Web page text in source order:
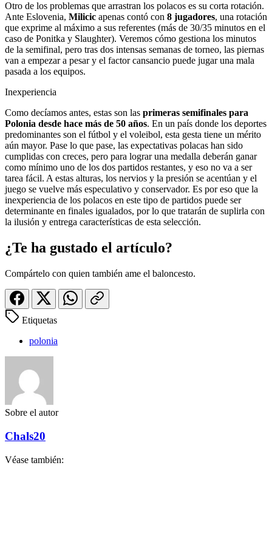
Otro de los problemas que arrastran los polacos es su corta rotación.
Ante Eslovenia, Milicic apenas contó con 8 jugadores, una rotación
que exprime al máximo a sus referentes (más de 30/35 minutos en el
caso de Ponitka y Slaughter). Veremos cómo gestiona los minutos
de la semifinal, pero tras dos intensas semanas de torneo, las piernas
van a empezar a pesar y el factor cansancio puede jugar una mala
pasada a los equipos.
Inexperiencia
Como decíamos antes, estas son las primeras semifinales para
Polonia desde hace más de 50 años. En un país donde los deportes
predominantes son el fútbol y el voleibol, esta gesta tiene un mérito
aún mayor. Pase lo que pase, las expectativas polacas han sido
cumplidas con creces, pero para lograr una medalla deberán ganar
como mínimo uno de los dos partidos restantes, y eso no va a ser
tarea fácil. A estas alturas, los nervios y la presión se acentúan y el
juego se vuelve más especulativo y conservador. Es por eso que la
inexperiencia de los polacos en este tipo de partidos puede ser
determinante en finales igualados, por lo que tratarán de suplirla con
la ilusión y entrega características de esta selección.
¿Te ha gustado el artículo?
Compártelo con quien también ame el baloncesto.
Etiquetas
polonia
Sobre el autor
Chals20
Véase también: